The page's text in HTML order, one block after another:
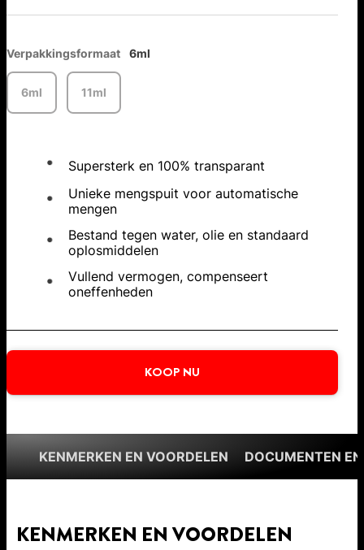
Verpakkingsformaat 6ml
6ml 11ml
Supersterk en 100% transparant
Unieke mengspuit voor automatische
mengen
Bestand tegen water, olie en standaard
oplosmiddelen
Vullend vermogen, compenseert
oneffenheden
KOOP NU
KENMERKEN EN VOORDELEN DOCUMENTEN
KENMERKEN EN VOORDELEN